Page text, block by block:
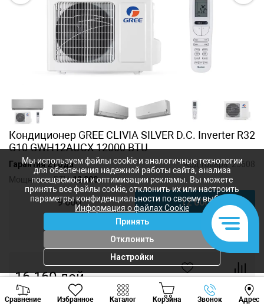
Кондиционер GREE CLIVIA SILVER D.C. Inverter R32
G10 GWH12AUCX 12000 BTU
Гарантия 2 года Код товара:25608
Мощность, BTU:12 000
9 000 12 000
16 160лей
Сравнение Избранное Каталог Корзина Звонок Адрес
Viber Whatsapp
Мы используем файлы cookie и аналогичные технологии
для обеспечения надежной работы сайта, анализа
посещаемости и оптимизации рекламы. Вы можете
принять все файлы cookie, отклонить их или настроить
параметры конфиденциальности по своему выбору.
Информация о файлах Cookie
Принять
Отклонить
Настройки